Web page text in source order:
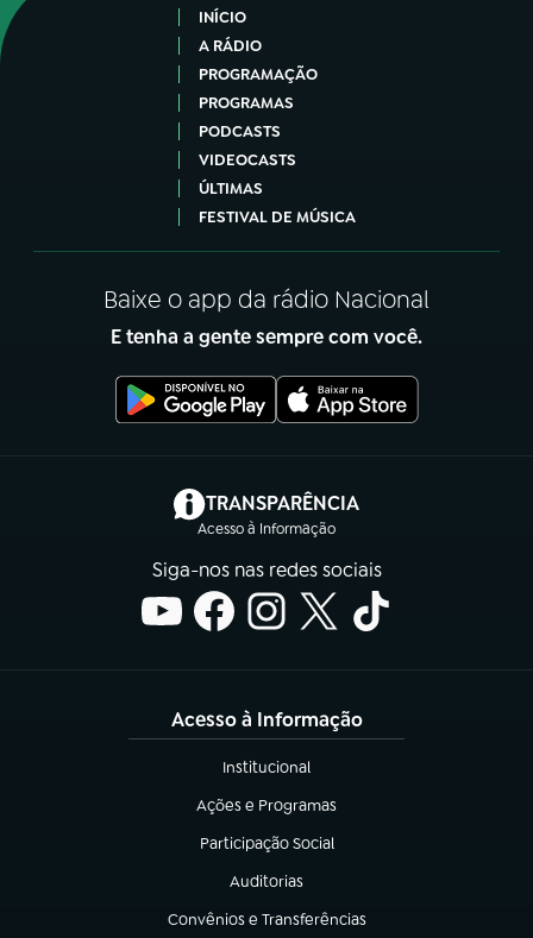
INÍCIO
A RÁDIO
PROGRAMAÇÃO
PROGRAMAS
PODCASTS
VIDEOCASTS
ÚLTIMAS
FESTIVAL DE MÚSICA
Baixe o app da rádio Nacional
E tenha a gente sempre com você.
TRANSPARÊNCIA
Acesso à Informação
(abre em nova aba)
Siga-nos nas redes sociais
Acesso à Informação
Institucional
(abre em nova aba)
Ações e Programas
(abre em nova aba)
Participação Social
(abre em nova aba)
Auditorias
(abre em nova aba)
Convênios e Transferências
(abre em nova aba)